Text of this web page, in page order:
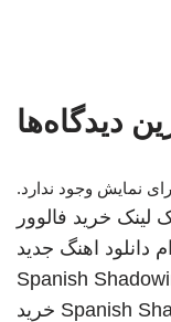
دیدگاه‌ها
نمایش وجود ندارد.
لینک خرید فالوور
دانلود اهنگ جدید
Spanish
Spanish خرید